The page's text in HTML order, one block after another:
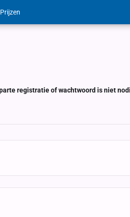
Prijzen
registratie of wachtwoord is niet